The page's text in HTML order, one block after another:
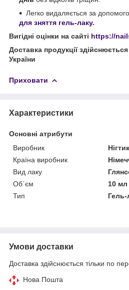
Легко видаляється за
для зняття гель-лаку.
Вигідні оцінки на сайті https://
Доставка продукції
України
Приховати
Характеристики
Основні атрибути
Виробник
Нігтик
Країна виробник
Вид лаку
Об`єм
10 мл
Тип
Гель-
Умови доставки
Доставка здійснюється тільки по
Нова Пошта